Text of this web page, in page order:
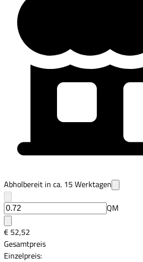
Abholbereit in ca. 15 Werktagen
QM
€ 52,52
Gesamtpreis
Einzelpreis: